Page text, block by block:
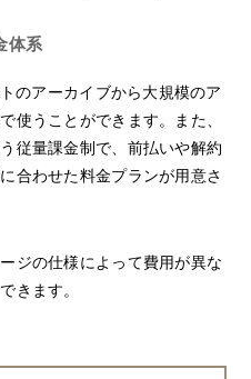
体系
のアーカイブから大規模のア
使うことができます。また、
従量課金制で、前払いや解約
合わせた料金プランが用意さ
ジの仕様によって費用が異な
きます。